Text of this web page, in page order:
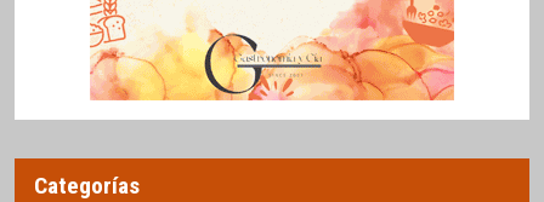
Categorías